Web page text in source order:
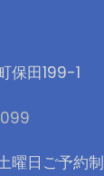
保田199-1
曜日ご予約制